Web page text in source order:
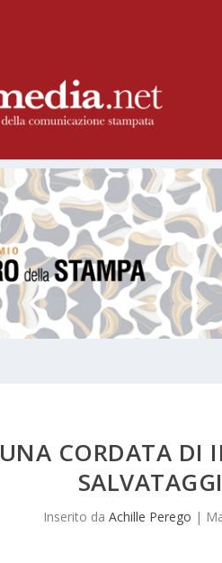
UNA CORDATA DI
Inserito daAchille Perego |